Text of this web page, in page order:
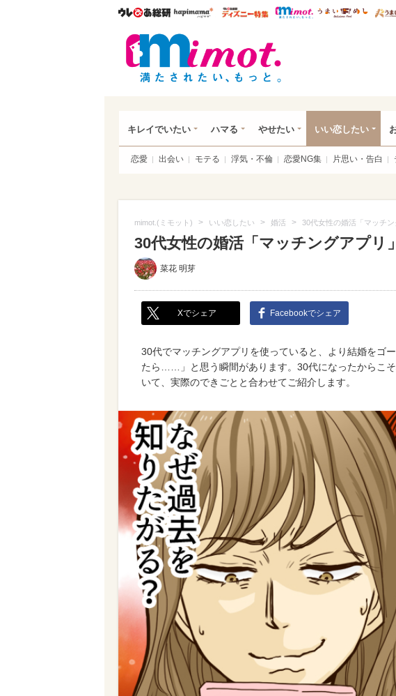
ウレぴあ総研ハピママ* ウレぴあ総研 ディズニー
mimot. うま
キレイでいたい ハマる やせたい いい恋したい
恋愛 出会い モテる 浮気・不倫 恋愛NG集 片思い・告白
mimot.(ミモット) > いい恋したい > 婚活 > 30代女性の婚活「マッチ
30代女性の婚活「マッチングアプリ
菜花 明芽
Xでシェア Facebookでシェア
30代でマッチングアプリを使っていると、より結婚をゴ
たら……」と思う瞬間があります。30代になったからこ
いて、実際のできごとと合わせてご紹介します。